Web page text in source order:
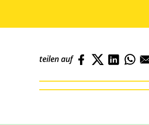
teilen auf